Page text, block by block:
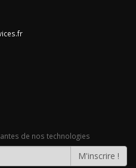
de nos technologies
M'inscrire !